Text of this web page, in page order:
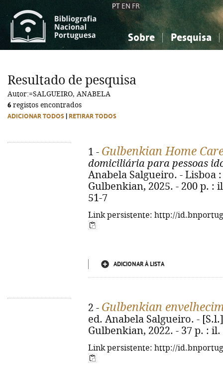
PT EN FR
Sobre Pesquisa
Ciências sociais...
Ciências sociais...
Resultado de pesquisa
Autor:=SALGUEIRO, ANABELA
6 registos encontrados
ADICIONAR TODOS RETIRAR TODOS
1 - Gulbenkian Home
domiciliária para pessoas
Anabela Salgueiro. - Lisboa
Gulbenkian, 2025. - 200 p. :
51-7
Link persistente: http://
ADICIONAR À LISTA
2 - Gulbenkian
ed. Anabela Salgueiro. -
Gulbenkian, 2022. - 37 p. : il.
Link persistente: http://